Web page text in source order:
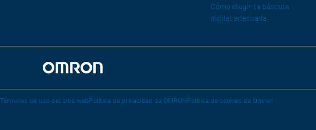
Cómo elegir la báscula
digital adecuada
Volver a la página de inicio
Términos de uso del sitio web Política de privacidad de OMRON Política de cookies de Omron